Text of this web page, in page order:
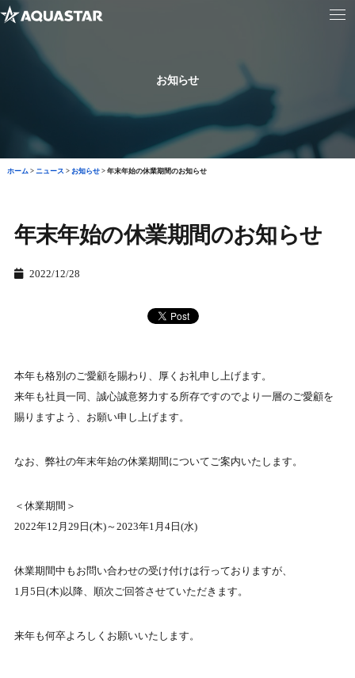
お知らせ
ホーム> ニュース > お知らせ> 年末年始の休業期間のお知らせ
年末年始の休業期間のお知らせ
2022/12/28
本年も格別のご愛顧を賜わり、厚くお礼申し上げます。
来年も社員一同、誠心誠意努力する所存ですのでより一層のご愛顧を
賜りますよう、お願い申し上げます。
なお、弊社の年末年始の休業期間についてご案内いたします。
＜休業期間＞
2022年12月29日(木)～2023年1月4日(水)
休業期間中もお問い合わせの受け付けは行っておりますが、
1月5日(木)以降、順次ご回答させていただきます。
来年も何卒よろしくお願いいたします。